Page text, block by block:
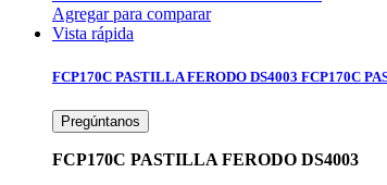
Agregar para comparar
Vista rápida
FCP170C PASTILLA FERODO DS4003 FCP170C
Pregúntanos
FCP170C PASTILLA FERODO DS4003